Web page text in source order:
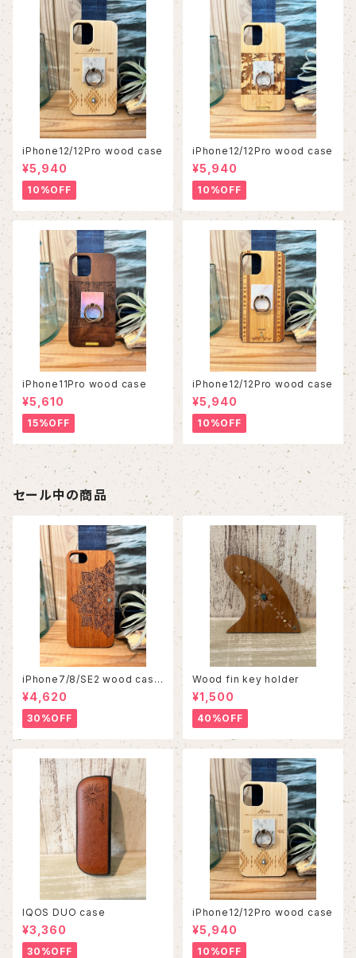
iPhone12/12Pro wood case
¥5,940
10%OFF
iPhone12/12Pro wood case
¥5,940
10%OFF
iPhone11Pro wood case
¥5,610
15%OFF
iPhone12/12Pro wood case
¥5,940
10%OFF
セール中の商品
iPhone7/8/SE2 wood case
86
¥4,620
30%OFF
Wood fin key holder
¥1,500
40%OFF
IQOS DUO case
¥3,360
30%OFF
iPhone12/12Pro wood case
¥5,940
10%OFF